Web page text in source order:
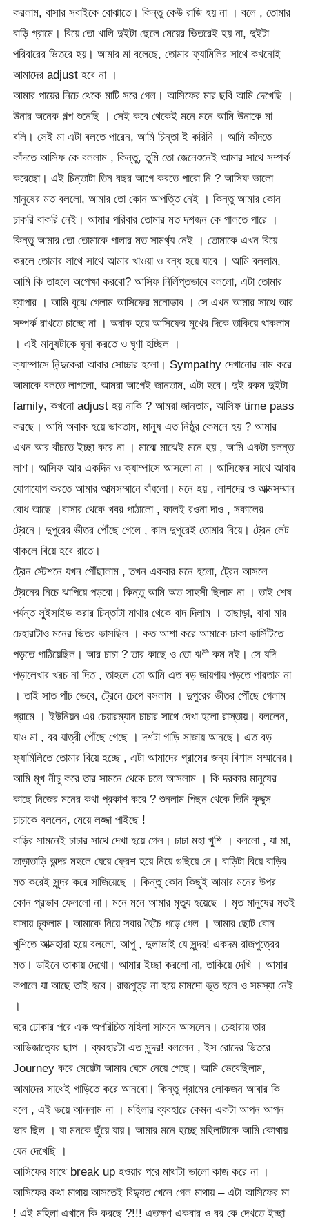
করলাম, বাসার সবাইকে বোঝাতে। কিন্তু কেউ রাজি হয় না । বলে , তোমার
বাড়ি গ্রামে। বিয়ে তো খালি দুইটা ছেলে মেয়ের ভিতরেই হয় না, দুইটা
পরিবারের ভিতরে হয়। আমার মা বলেছে, তোমার ফ্যামিলির সাথে কখনোই
আমাদের adjust হবে না ।
আমার পায়ের নিচে থেকে মাটি সরে গেল। আসিফের মার ছবি আমি দেখেছি ।
উনার অনেক গল্প শুনেছি । সেই কবে থেকেই মনে মনে আমি উনাকে মা
বলি। সেই মা এটা বলতে পারেন, আমি চিন্তা ই করিনি । আমি কাঁদতে
কাঁদতে আসিফ কে বললাম , কিন্তু, তুমি তো জেনেশুনেই আমার সাথে সম্পর্ক
করেছো। এই চিন্তাটা তিন বছর আগে করতে পারো নি ? আসিফ ভালো
মানুষের মত বললো, আমার তো কোন আপত্তি নেই । কিন্তু আমার কোন
চাকরি বাকরি নেই। আমার পরিবার তোমার মত দশজন কে পালতে পারে ।
কিন্তু আমার তো তোমাকে পালার মত সামর্থ্য নেই । তোমাকে এখন বিয়ে
করলে তোমার সাথে সাথে আমার খাওয়া ও বন্ধ হয়ে যাবে । আমি বললাম,
আমি কি তাহলে অপেক্ষা করবো? আসিফ নির্লিপ্তভাবে বললো, এটা তোমার
ব্যাপার । আমি বুঝে গেলাম আসিফের মনোভাব । সে এখন আমার সাথে আর
সম্পর্ক রাখতে চাচ্ছে না । অবাক হয়ে আসিফের মুখের দিকে তাকিয়ে থাকলাম
। এই মানুষটাকে ঘৃনা করতে ও ঘৃণা হচ্ছিল ।
ক্যাম্পাসে নিন্দুকেরা আবার সোচ্চার হলো। Sympathy দেখানোর নাম করে
আমাকে বলতে লাগলো, আমরা আগেই জানতাম, এটা হবে। দুই রকম দুইটা
family, কখনো adjust হয় নাকি ? আমরা জানতাম, আসিফ time pass
করছে। আমি অবাক হয়ে ভাবতাম, মানুষ এত নিষ্ঠুর কেমনে হয় ? আমার
এখন আর বাঁচতে ইচ্ছা করে না । মাঝে মাঝেই মনে হয় , আমি একটা চলন্ত
লাশ। আসিফ আর একদিন ও ক্যাম্পাসে আসলো না । আসিফের সাথে আবার
যোগাযোগ করতে আমার আত্মসম্মানে বাঁধলো। মনে হয় , লাশদের ও আত্মসম্মান
বোধ আছে ।বাসার থেকে খবর পাঠালো , কালই রওনা দাও , সকালের
ট্রেনে। দুপুরের ভীতর পৌঁছে গেলে , কাল দুপুরেই তোমার বিয়ে। ট্রেন লেট
থাকলে বিয়ে হবে রাতে।
ট্রেন স্টেশনে যখন পৌঁছালাম , তখন একবার মনে হলো, ট্রেন আসলে
ট্রেনের নিচে ঝাপিয়ে পড়বো। কিন্তু আমি অত সাহসী ছিলাম না । তাই শেষ
পর্যন্ত সুইসাইড করার চিন্তাটা মাথার থেকে বাদ দিলাম । তাছাড়া, বাবা মার
চেহারাটাও মনের ভিতর ভাসছিল । কত আশা করে আমাকে ঢাকা ভার্সিটিতে
পড়তে পাঠিয়েছিল। আর চাচা ? তার কাছে ও তো ঋণী কম নই। সে যদি
পড়ালেখার খরচ না দিত , তাহলে তো আমি এত বড় জায়গায় পড়তে পারতাম না
। তাই সাত পাঁচ ভেবে, ট্রেনে চেপে বসলাম । দুপুরের ভীতর পৌঁছে গেলাম
গ্রামে । ইউনিয়ন এর চেয়ারম্যান চাচার সাথে দেখা হলো রাস্তায়। বললেন,
যাও মা , বর যাত্রী পৌঁছে গেছে । দশটা গাড়ি সাজায় আনছে। এত বড়
ফ্যামিলিতে তোমার বিয়ে হচ্ছে , এটা আমাদের গ্রামের জন্য বিশাল সম্মানের।
আমি মুখ নীচু করে তার সামনে থেকে চলে আসলাম । কি দরকার মানুষের
কাছে নিজের মনের কথা প্রকাশ করে ? শুনলাম পিছন থেকে তিনি কুদ্দুস
চাচাকে বললেন, মেয়ে লজ্জা পাইছে !
বাড়ির সামনেই চাচার সাথে দেখা হয়ে গেল। চাচা মহা খুশি । বললো , যা মা,
তাড়াতাড়ি অন্দর মহলে যেয়ে ফ্রেশ হয়ে নিয়ে গুছিয়ে নে। বাড়িটা বিয়ে বাড়ির
মত করেই সুন্দর করে সাজিয়েছে । কিন্তু কোন কিছুই আমার মনের উপর
কোন প্রভাব ফেললো না। মনে মনে আমার মৃত্যু হয়েছে । মৃত মানুষের মতই
বাসায় ঢুকলাম। আমাকে নিয়ে সবার হৈচৈ পড়ে গেল । আমার ছোট বোন
খুশিতে আত্মহারা হয়ে বললো, আপু , দুলাভাই যে সুন্দর! একদম রাজপুত্রের
মত। ডাইনে তাকায় দেখো। আমার ইচ্ছা করলো না, তাকিয়ে দেখি । আমার
কপালে যা আছে তাই হবে। রাজপুত্র না হয়ে মামদো ভূত হলে ও সমস্যা নেই
।
ঘরে ঢোকার পরে এক অপরিচিত মহিলা সামনে আসলেন। চেহারায় তার
আভিজাত্যের ছাপ । ব্যবহারটা এত সুন্দর! বললেন , ইস রোদের ভিতরে
Journey করে মেয়েটা আমার ঘেমে নেয়ে গেছে। আমি ভেবেছিলাম,
আমাদের সাথেই গাড়িতে করে আনবো। কিন্তু গ্রামের লোকজন আবার কি
বলে , এই ভয়ে আনলাম না । মহিলার ব্যবহারে কেমন একটা আপন আপন
ভাব ছিল । যা মনকে ছুঁয়ে যায়। আমার মনে হচ্ছে মহিলাটাকে আমি কোথায়
যেন দেখেছি ।
আসিফের সাথে break up হওয়ার পরে মাথাটা ভালো কাজ করে না ।
আসিফের কথা মাথায় আসতেই বিদ্যুত খেলে গেল মাথায় – এটা আসিফের মা
! এই মহিলা এখানে কি করছে ?!!! এতক্ষণ একবার ও বর কে দেখতে ইচ্ছা